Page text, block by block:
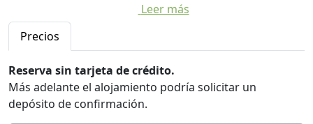
Es el punto de partida ideal para agradables paseos y
excursiones por los impresionantes Dolomitas, y ofrece
una estancia cómoda y relajante, además de
numerosas opciones deportivas y de ocio durante todo
el año.
El apartamento de alquiler es un apartamento de dos
Leer más
Precios
Reserva sin tarjeta de crédito.
Más adelante el alojamiento podría solicitar un
depósito de confirmación.